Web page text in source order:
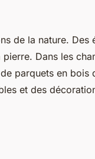
de la nature. Des
Dans les
parquets en bois
et des